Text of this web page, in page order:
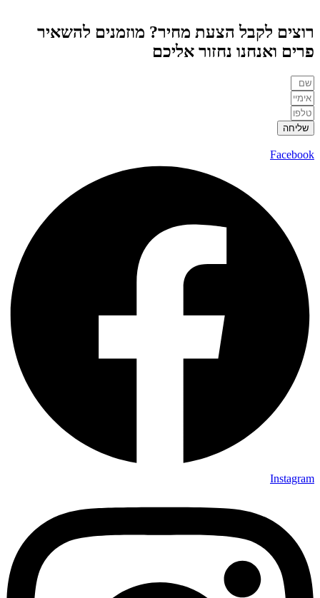
רוצים לקבל הצעת מחיר? מוזמנים להשאיר
פרים ואנחנו נחזור אליכם
שליחה
Facebook
Instagram